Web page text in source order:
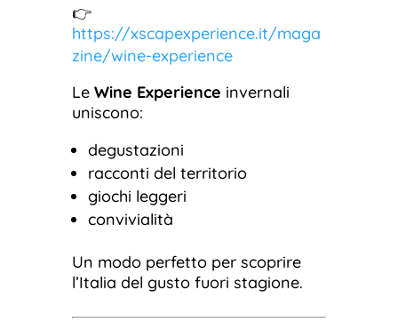
👉
https://xscapexperience.it/maga
zine/wine-experience
Le Wine Experience invernali
uniscono:
degustazioni
racconti del territorio
giochi leggeri
convivialità
Un modo perfetto per scoprire
l’Italia del gusto fuori stagione.